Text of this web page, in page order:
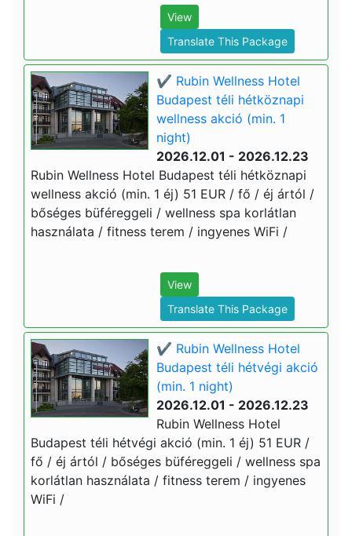
View
Translate This Package
✔️ Rubin Wellness Hotel
Budapest téli hétköznapi
wellness akció (min. 1
night)
2026.12.01 - 2026.12.23
Rubin Wellness Hotel Budapest téli hétköznapi
wellness akció (min. 1 éj) 51 EUR / fő / éj ártól /
bőséges büféreggeli / wellness spa korlátlan
használata / fitness terem / ingyenes WiFi /
View
Translate This Package
✔️ Rubin Wellness Hotel
Budapest téli hétvégi akció
(min. 1 night)
2026.12.01 - 2026.12.23
Rubin Wellness Hotel
Budapest téli hétvégi akció (min. 1 éj) 51 EUR /
fő / éj ártól / bőséges büféreggeli / wellness spa
korlátlan használata / fitness terem / ingyenes
WiFi /